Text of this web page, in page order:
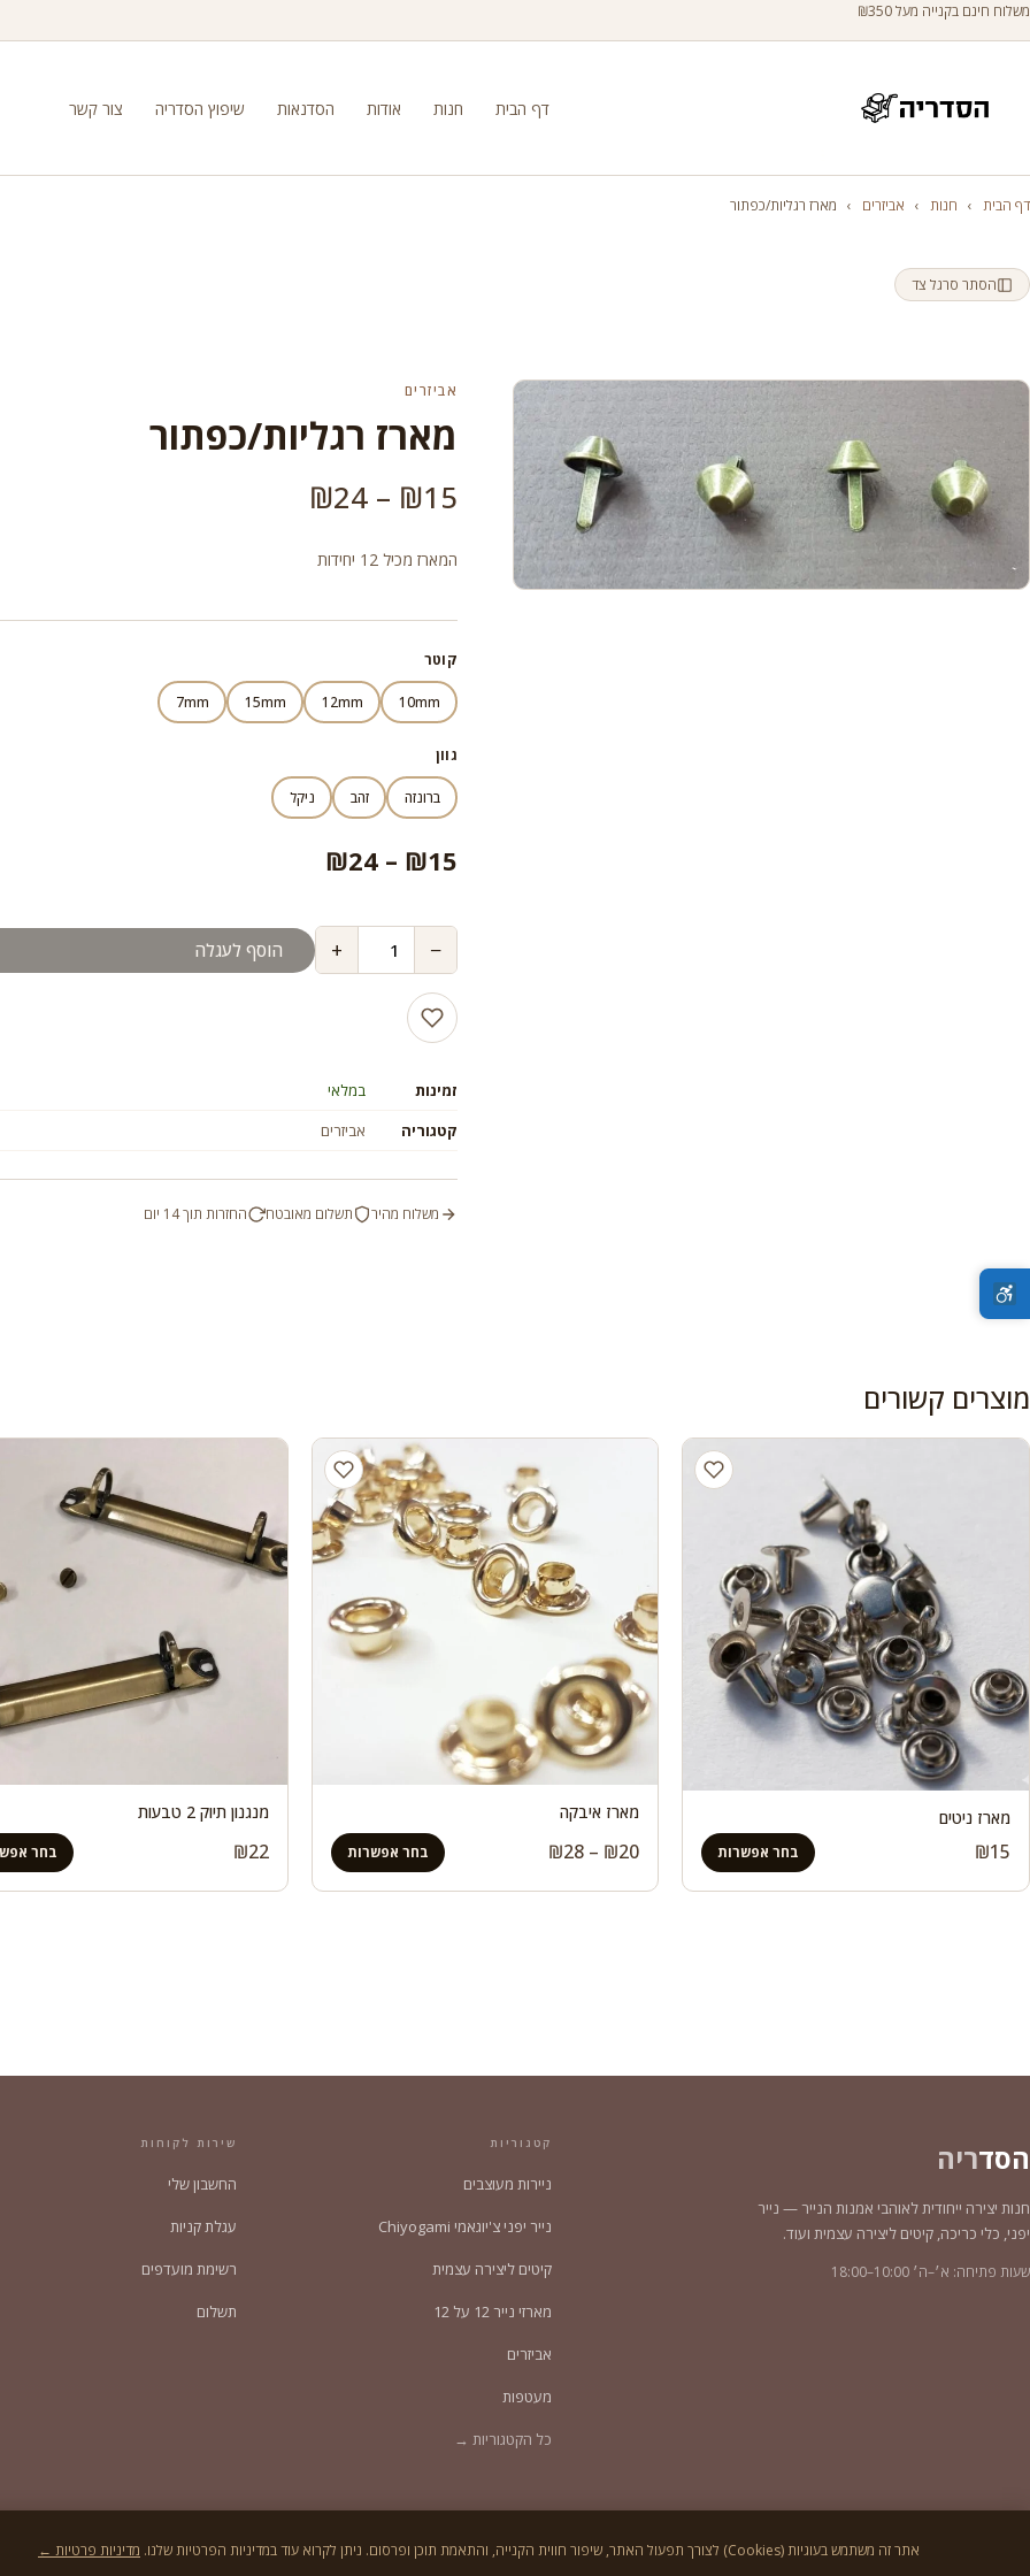
משלוח חינם בקנייה מעל ₪350
דף הבית חנות אודות הסדנאות שיפוץ הסדריה צור קשר
דף הבית › חנות › אביזרים › מארז רגליות/כפתור
הסתר סרגל צד
אביזרים
מארז רגליות/כפתור
₪15
–
₪24
המארז מכיל 12 יחידות
קוטר
10mm
12mm
15mm
7mm
גוון
ברונזה זהב ניקל
₪15
–
₪24
−
+ הוסף לעגלה
זמינות
במלאי
קטגוריה
אביזרים
משלוח מהיר תשלום מאובטח החזרות תוך 14 יום
מוצרים קשורים
מארז ניטים
₪15 בחר אפשרות
מארז איבקה
₪20
–
₪28 טווח
בחר אפשרות
מנגנון תיוק 2 טבעות
₪22 בחר
הסדריה
חנות יצירה ייחודית לאוהבי אמנות הנייר — נייר
יפני, כלי כריכה, קיטים ליצירה עצמית ועוד.
שעות פתיחה: א׳–ה׳ 10:00–18:00
קטגוריות
ניירות מעוצבים
נייר יפני צ'יוגאמי Chiyogami
קיטים ליצירה עצמית
מארזי נייר 12 על 12
אביזרים
מעטפות
כל הקטגוריות →
שירות לקוחות
החשבון שלי
עגלת קניות
רשימת מועדפים
תשלום
אתר זה משתמש בעוגיות (Cookies) לצורך תפעול האתר, שיפור חווית הקנייה, והתאמת תוכן ופרסום. ניתן לקרוא עוד במדיניות הפרטיות שלנו. מדיניות פרטיות ←